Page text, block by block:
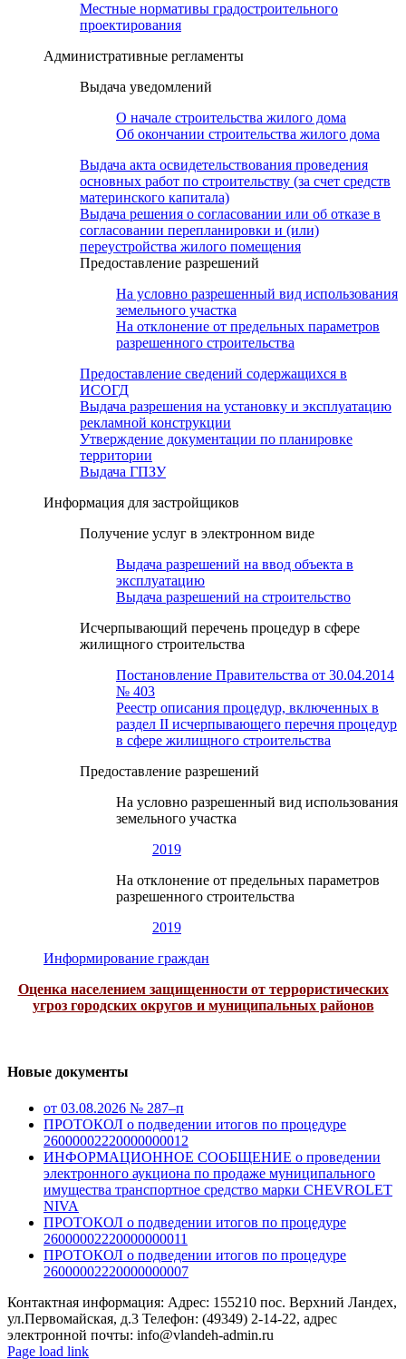
Местные нормативы градостроительного
проектирования
Административные регламенты
Выдача уведомлений
О начале строительства жилого дома
Об окончании строительства жилого дома
Выдача акта освидетельствования проведения
основных работ по строительству (за счет средств
материнского капитала)
Выдача решения о согласовании или об отказе в
согласовании перепланировки и (или)
переустройства жилого помещения
Предоставление разрешений
На условно разрешенный вид использования
земельного участка
На отклонение от предельных параметров
разрешенного строительства
Предоставление сведений содержащихся в
ИСОГД
Выдача разрешения на установку и эксплуатацию
рекламной конструкции
Утверждение документации по планировке
территории
Выдача ГПЗУ
Информация для застройщиков
Получение услуг в электронном виде
Выдача разрешений на ввод объекта в
эксплуатацию
Выдача разрешений на строительство
Исчерпывающий перечень процедур в сфере
жилищного строительства
Постановление Правительства от 30.04.2014
№ 403
Реестр описания процедур, включенных в
раздел II исчерпывающего перечня процедур
в сфере жилищного строительства
Предоставление разрешений
На условно разрешенный вид использования
земельного участка
2019
На отклонение от предельных параметров
разрешенного строительства
2019
Информирование граждан
Оценка населением защищенности от террористических
угроз городских округов и муниципальных районов
Новые документы
от 03.08.2026 № 287–п
ПРОТОКОЛ о подведении итогов по процедуре
26000002220000000012
ИНФОРМАЦИОННОЕ СООБЩЕНИЕ о проведении
электронного аукциона по продаже муниципального
имущества транспортное средство марки CHEVROLET
NIVA
ПРОТОКОЛ о подведении итогов по процедуре
26000002220000000011
ПРОТОКОЛ о подведении итогов по процедуре
26000002220000000007
Контактная информация: Адрес: 155210 пос. Верхний Ландех,
ул.Первомайская, д.3 Телефон: (49349) 2-14-22, адрес
электронной почты: info@vlandeh-admin.ru
Page load link